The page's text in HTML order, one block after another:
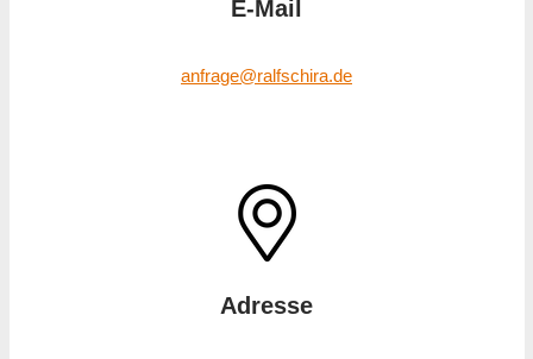
E-Mail
anfrage@ralfschira.de
Adresse